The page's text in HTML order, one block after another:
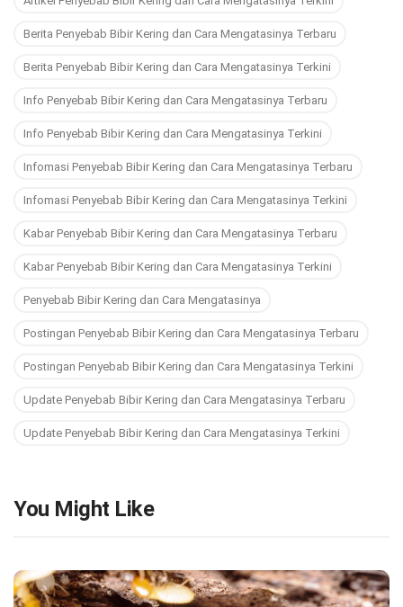
Berita Penyebab Bibir Kering dan Cara Mengatasinya Terbaru
Berita Penyebab Bibir Kering dan Cara Mengatasinya Terkini
Info Penyebab Bibir Kering dan Cara Mengatasinya Terbaru
Info Penyebab Bibir Kering dan Cara Mengatasinya Terkini
Infomasi Penyebab Bibir Kering dan Cara Mengatasinya Terbaru
Infomasi Penyebab Bibir Kering dan Cara Mengatasinya Terkini
Kabar Penyebab Bibir Kering dan Cara Mengatasinya Terbaru
Kabar Penyebab Bibir Kering dan Cara Mengatasinya Terkini
Penyebab Bibir Kering dan Cara Mengatasinya
Postingan Penyebab Bibir Kering dan Cara Mengatasinya Terbaru
Postingan Penyebab Bibir Kering dan Cara Mengatasinya Terkini
Update Penyebab Bibir Kering dan Cara Mengatasinya Terbaru
Update Penyebab Bibir Kering dan Cara Mengatasinya Terkini
You Might Like